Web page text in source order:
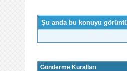
Şu anda bu konuyu
Gönderme Kuralları